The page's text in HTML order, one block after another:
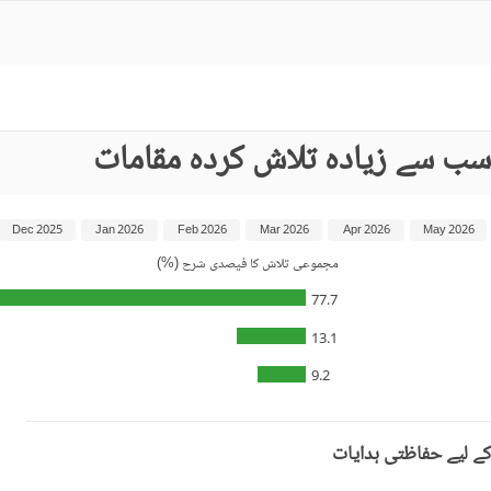
سے زیادہ تلاش کردہ مقامات
مجموعی تلاش کا فیصدی شرح (%)
77.7
13.1
9.2
May 2026
Apr 2026
Mar 2026
Feb 2026
Jan 2026
Dec 2025
لیے حفاظتی ہدایات